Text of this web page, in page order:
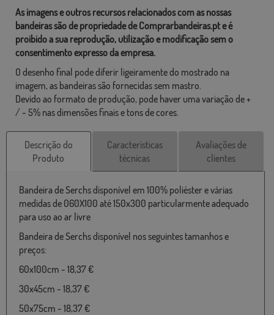
As imagens e outros recursos relacionados com as nossas
bandeiras são de propriedade de Comprarbandeiras.pt e é
proibido a sua reprodução, utilização e modificação sem o
consentimento expresso da empresa.
O desenho final pode diferir ligeiramente do mostrado na
imagem, as bandeiras são fornecidas sem mastro.
Devido ao formato de produção, pode haver uma variação de +
/ - 5% nas dimensões finais e tons de cores.
Descrição do
Produto
Características
técnicas
Avaliações de
clientes
Bandeira de Serchs disponível em 100% poliéster e várias
medidas de 060X100 até 150x300 particularmente adequado
para uso ao ar livre
Bandeira de Serchs disponível nos seguintes tamanhos e
preços:
60x100cm - 18,37 €
30x45cm - 18,37 €
50x75cm - 18,37 €